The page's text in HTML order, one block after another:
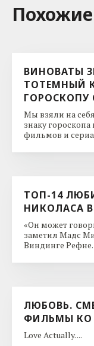
ВИНОВАТЫ
ТОТЕМНЫЙ
ГОРОСКОПУ
Мы взяли на
знаку
фильмов и
ТОП-14
НИКОЛАСА
«Он может
заметил Мадс
Виндинге Рефне.
ЛЮБОВЬ.
ФИЛЬМЫ КО
Love Actually. ...